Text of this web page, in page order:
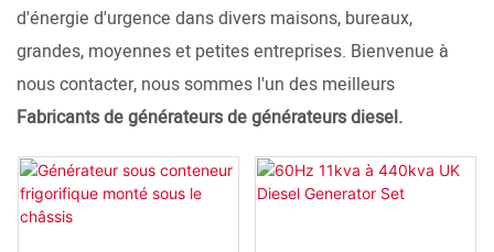
d'énergie d'urgence dans divers maisons, bureaux,
grandes, moyennes et petites entreprises. Bienvenue à
nous contacter, nous sommes l'un des meilleurs
Fabricants de générateurs de générateurs diesel.